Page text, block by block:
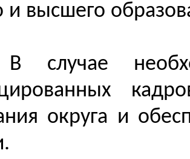
и высшего
случае
округа и